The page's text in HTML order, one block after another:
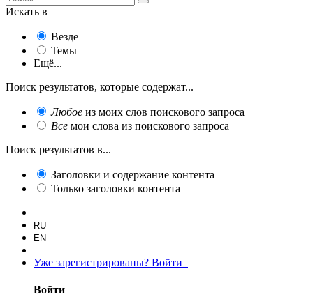
Искать в
Везде
Темы
Ещё...
Поиск результатов, которые содержат...
Любое из моих слов поискового запроса
Все мои слова из поискового запроса
Поиск результатов в...
Заголовки и содержание контента
Только заголовки контента
RU
EN
Уже зарегистрированы? Войти
Войти